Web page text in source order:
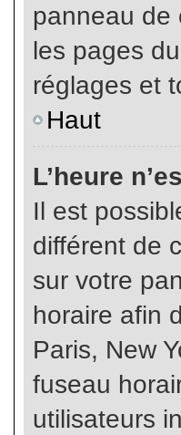
panneau de
les pages
réglages et
Haut
L’heure
Il est
différent de
sur votre
horaire afin
Paris, New
fuseau
utilisateurs